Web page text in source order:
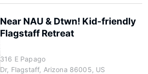
Near NAU & Dtwn! Kid-friendly
Flagstaff Retreat
316 E Papago
Dr, Flagstaff, Arizona 86005, US